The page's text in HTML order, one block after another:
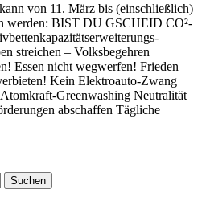
von 11. März bis (einschließlich)
werden: BIST DU GSCHEID CO²-
streichen – Volksbegehren
Essen nicht wegwerfen! Frieden
Kein Elektroauto-Zwang
Greenwashing Neutralität
abschaffen Tägliche